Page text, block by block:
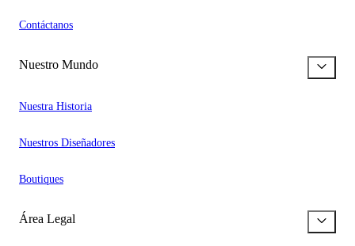
Contáctanos
Nuestro Mundo
Nuestra Historia
Nuestros Diseñadores
Boutiques
Área Legal